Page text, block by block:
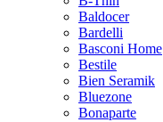
Baldocer
Bardelli
Basconi Home
Bestile
Bien Seramik
Bluezone
Bonaparte